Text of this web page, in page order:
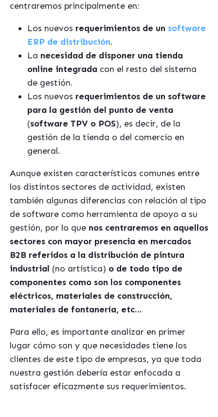
centraremos principalmente en:
Los nuevos requerimientos de un software
ERP de distribución.
La necesidad de disponer una tienda
online integrada con el resto del sistema
de gestión.
Los nuevos requerimientos de un software
para la gestión del punto de venta
(software TPV o POS), es decir, de la
gestión de la tienda o del comercio en
general.
Aunque existen características comunes entre
los distintos sectores de actividad, existen
también algunas diferencias con relación al tipo
de software como herramienta de apoyo a su
gestión, por lo que nos centraremos en aquellos
sectores con mayor presencia en mercados
B2B referidos a la distribución de pintura
industrial (no artística) o de todo tipo de
componentes como son los componentes
eléctricos, materiales de construcción,
materiales de fontanería, etc…
Para ello, es importante analizar en primer
lugar cómo son y que necesidades tiene los
clientes de este tipo de empresas, ya que toda
nuestra gestión debería estar enfocada a
satisfacer eficazmente sus requerimientos.